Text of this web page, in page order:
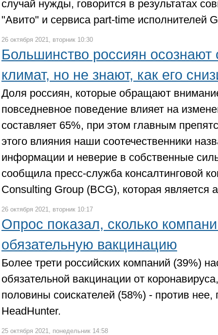
случай нужды, говорится в результатах
"Авито" и сервиса part-time исполнителей
26 октября 2021, вторник 10:30
Большинство россиян осознают
климат, но не знают, как его
Доля россиян, которые обращают
повседневное поведение влияет на
составляет 65%, при этом главным
этого влияния наши соотечественники
информации и неверие в собственные
сообщила пресс-служба консалтинговой
Consulting Group (BCG), которая является
26 октября 2021, вторник 10:17
Опрос показал, сколько
обязательную вакцинацию
Более трети российских компаний (39%)
обязательной вакцинации от
половины соискателей (58%) - против нее,
HeadHunter.
25 октября 2021, понедельник 14:58